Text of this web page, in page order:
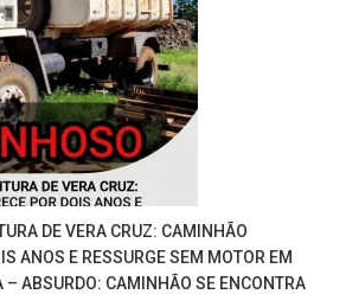
DE VERA CRUZ: CAMINHÃO
ANOS E RESSURGE SEM MOTOR EM
– ABSURDO: CAMINHÃO SE ENCONTRA